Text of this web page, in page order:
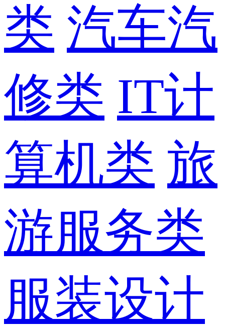
类 汽车汽
修类 IT计
算机类 旅
游服务类
服装设计